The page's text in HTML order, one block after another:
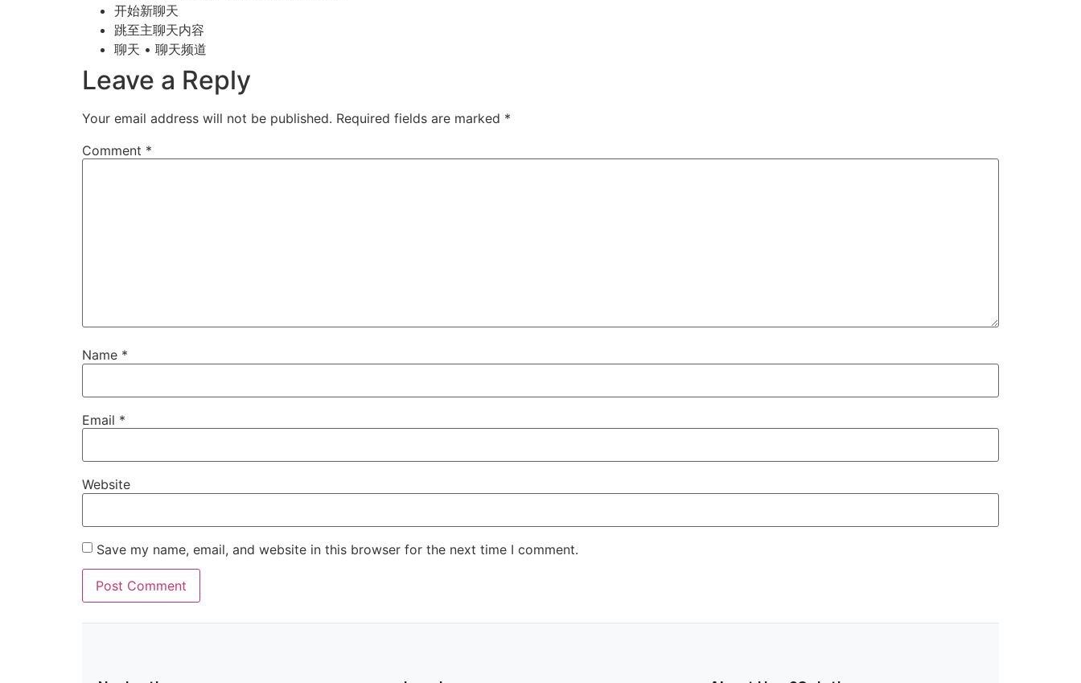
开始新聊天
跳至主聊天内容
聊天 • 聊天频道
Leave a Reply
Your email address will not be published. Required fields are marked *
Comment *
Name *
Email *
Website
Save my name, email, and website in this browser for the next time I comment.